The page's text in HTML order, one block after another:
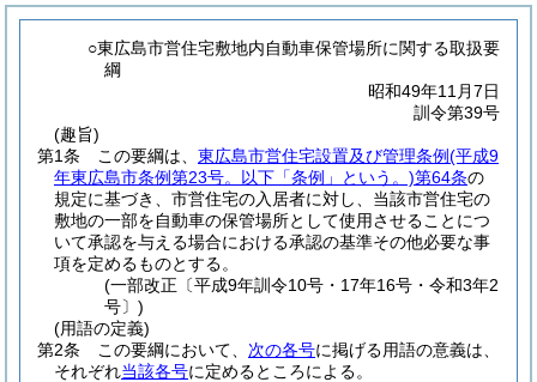
○東広島市営住宅敷地内自動車保管場所に関する取扱要
綱
昭和49年11月7日
訓令第39号
(趣旨)
第1条
この要綱は、 東広島市営住宅設置及び管理条例(平成9
年東広島市条例第23号。以下「条例」という。)第64条の
規定に基づき、市営住宅の入居者に対し、当該市営住宅の
敷地の一部を自動車の保管場所として使用させることにつ
いて承認を与える場合における承認の基準その他必要な事
項を定めるものとする。
(一部改正〔平成9年訓令10号・17年16号・令和3年2
号〕)
(用語の定義)
第2条
この要綱において、 次の各号に掲げる用語の意義は、
それぞれ当該各号に定めるところによる。